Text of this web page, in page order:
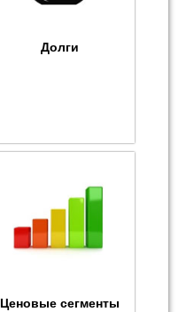
Долги
Ценовые сегменты